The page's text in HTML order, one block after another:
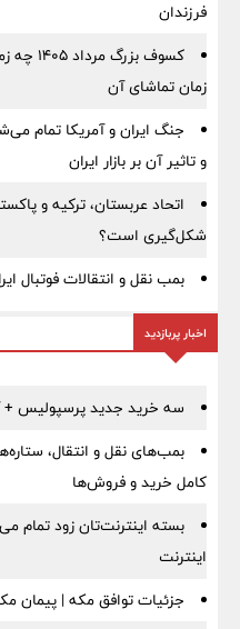
فرزندان
کسوف
زمان تماشای آن
و تاثیر آن بر بازار ایران
اتحاد عربستان، ترکیه و
شکل‌گیری است؟
بمب نقل‌ و انتقالات فوتبال
اخبار پربازدید
سه خرید جدید پرسپولیس +
بمب‌های نقل و انتقال،
کامل خرید و فروش‌ها
بسته اینترنت‌تان زود تمام
اینترنت
جزئیات توافق مکه | پیمان